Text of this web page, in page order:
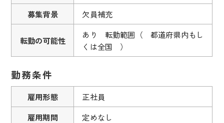
募集背景
欠員補充
転勤の可能性
あり 転勤範囲（ 都道府県内もし
くは全国 ）
勤務条件
雇用形態
正社員
雇用期間
定めなし